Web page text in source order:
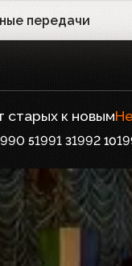
16
передачи
старых к новым
51991 31992 10